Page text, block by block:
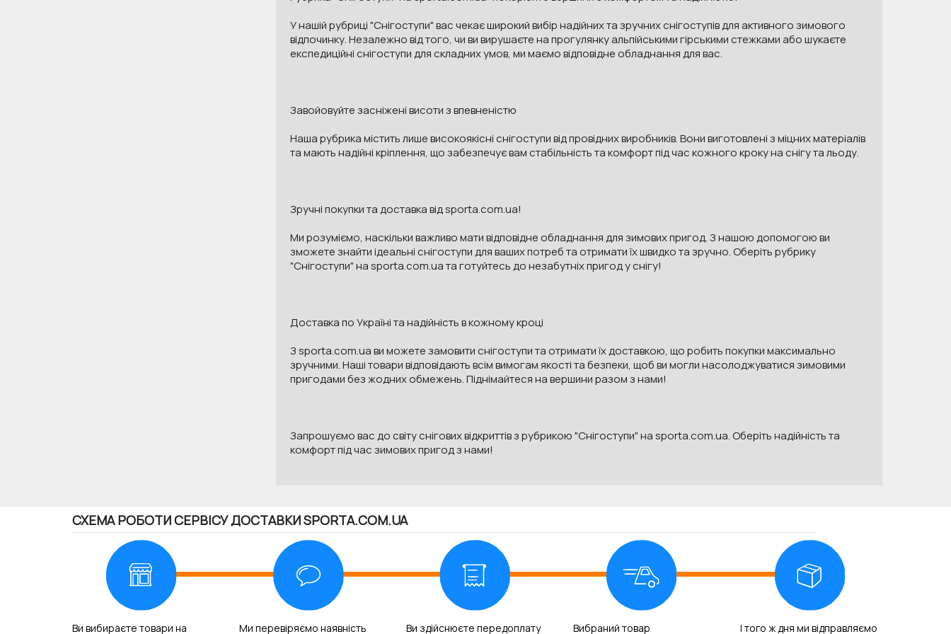
У нашій рубриці "Снігоступи" вас чекає широкий вибір надійних та зручних снігоступів для активного зимового
відпочинку. Незалежно від того, чи ви вирушаєте на прогулянку альпійськими гірськими стежками або шукаєте
експедиційні снігоступи для складних умов, ми маємо відповідне обладнання для вас.
Завойовуйте засніжені висоти з впевненістю
Наша рубрика містить лише високоякісні снігоступи від провідних виробників. Вони виготовлені з міцних матеріалів
та мають надійні кріплення, що забезпечує вам стабільність та комфорт під час кожного кроку на снігу та льоду.
Зручні покупки та доставка від sporta.com.ua!
Ми розуміємо, наскільки важливо мати відповідне обладнання для зимових пригод. З нашою допомогою ви
зможете знайти ідеальні снігоступи для ваших потреб та отримати їх швидко та зручно. Оберіть рубрику
"Снігоступи" на sporta.com.ua та готуйтесь до незабутніх пригод у снігу!
Доставка по Україні та надійність в кожному кроці
З sporta.com.ua ви можете замовити снігоступи та отримати їх доставкою, що робить покупки максимально
зручними. Наші товари відповідають всім вимогам якості та безпеки, щоб ви могли насолоджуватися зимовими
пригодами без жодних обмежень. Піднімайтеся на вершини разом з нами!
Запрошуємо вас до світу снігових відкриттів з рубрикою "Снігоступи" на sporta.com.ua. Оберіть надійність та
комфорт під час зимових пригод з нами!
СХЕМА РОБОТИ СЕРВІСУ ДОСТАВКИ SPORTA.COM.UA
Ви вибираєте товари на Ми перевіряємо наявність Ви здійснюєте передоплату Вибраний товар І того ж дня ми відправляємо